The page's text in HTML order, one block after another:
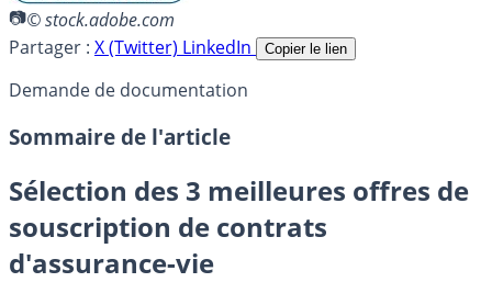
© stock.adobe.com
Partager : X (Twitter) LinkedIn Copier le lien
Demande de documentation
Sommaire de l'article
Sélection des 3 meilleures offres de
souscription de contrats
d'assurance-vie